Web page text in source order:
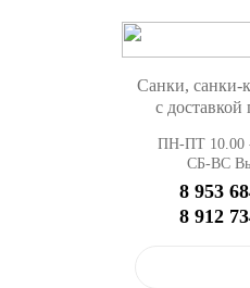
Санки, санки-
с
ПН-ПТ 10.00
СБ-ВС
8 953
8 912